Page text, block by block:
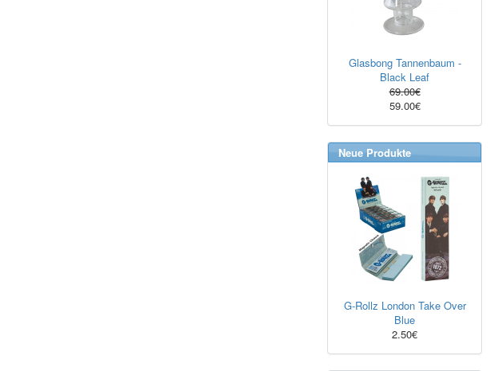
Glasbong Tannenbaum -
Black Leaf
69.00€
59.00€
Neue Produkte
G-Rollz London Take Over
Blue
2.50€